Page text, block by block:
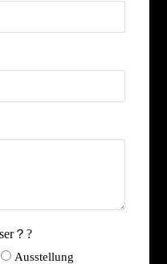
？?
Ausstellung